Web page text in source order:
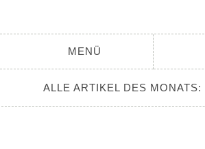
MENÜ
ALLE ARTIKEL DES MONATS: